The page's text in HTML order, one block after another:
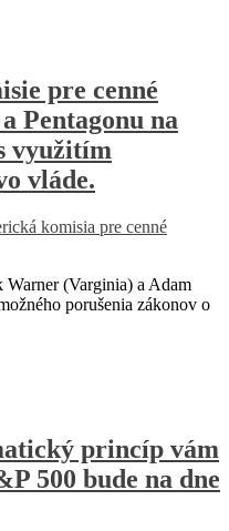
pre cenné
Pentagonu na
využitím
vláde.
komisia pre cenné
(Varginia) a Adam
porušenia zákonov o
princíp vám
500 bude na dne